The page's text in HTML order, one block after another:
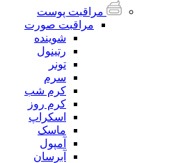
مراقبت پوست
مراقبت صورت
شوینده
رتینول
تونر
سرم
کرم شب
کرم روز
اسکراپ
ماسک
آمپول
آبرسان